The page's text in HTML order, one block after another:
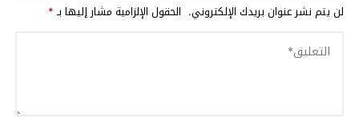
لن يتم نشر عنوان بريدك الإلكتروني. الحقول الإلزامية مشار إليها بـ*